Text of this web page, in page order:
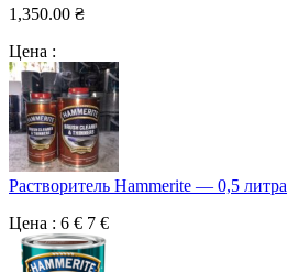
1,350.00 ₴
Цена :
Растворитель Hammerite — 0,5 литра
Цена : 6 € 7 €